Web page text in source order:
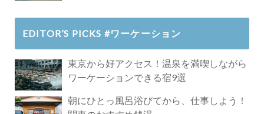
EDITOR’S PICKS #ワーケーション
東京から好アクセス！温泉を満喫しながら
ワーケーションできる宿9選
朝にひとっ風呂浴びてから、仕事しよう！